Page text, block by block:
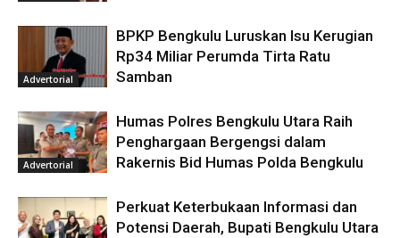
Advertorial
BPKP Bengkulu Luruskan Isu Kerugian
Rp34 Miliar Perumda Tirta Ratu
Samban
Advertorial
Humas Polres Bengkulu Utara Raih
Penghargaan Bergengsi dalam
Rakernis Bid Humas Polda Bengkulu
Perkuat Keterbukaan Informasi dan
Potensi Daerah, Bupati Bengkulu Utara